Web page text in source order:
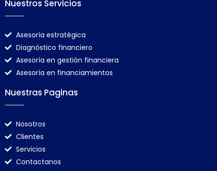
Nuestros Servicios
Asesoría estratégica
Diagnóstico financiero
Asesoría en gestión financiera
Asesoría en financiamientos
Nuestras Paginas
Nosotros
Clientes
Servicios
Contactanos